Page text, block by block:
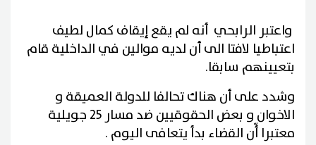
واعتبر الرابحي أنه لم يقع إيقاف كمال لطيف
اعتباطيا لافتا الى أن لديه موالين في الداخلية قام
بتعيينهم سابقا.
وشدد على أن هناك تحالفا للدولة العميقة و
الاخوان و بعض الحقوقيين ضد مسار 25 جويلية
معتبرا أّن القضاء بدأ يتعافى اليوم .